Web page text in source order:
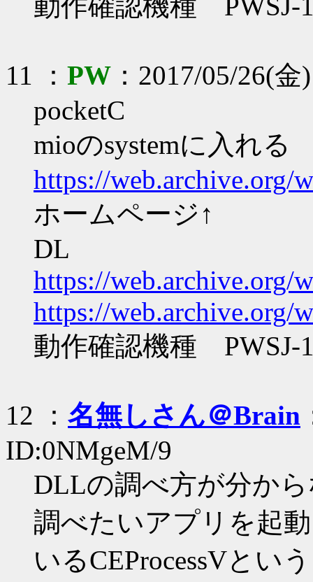
動作確認機種 PWSJ-
11 ： PW ：2017/05/26(
pocketC
mioのsystemに入れる
https://web.archive.org/
ホームページ↑
DL
https://web.archive.org/
https://web.archive.org/
動作確認機種 PWSJ-
12 ： 名無しさん＠Brain
ID:0NMgeM/9
DLLの調べ方が分か
調べたいアプリを起
いるCEProcessVとい